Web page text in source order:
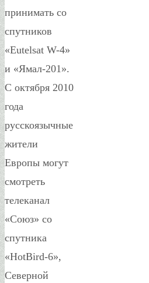
принимать со
спутников
«Eutelsat W-4»
и «Ямал-201».
С октября 2010
года
русскоязычные
жители
Европы могут
смотреть
телеканал
«Союз» со
спутника
«HotBird-6»,
Северной